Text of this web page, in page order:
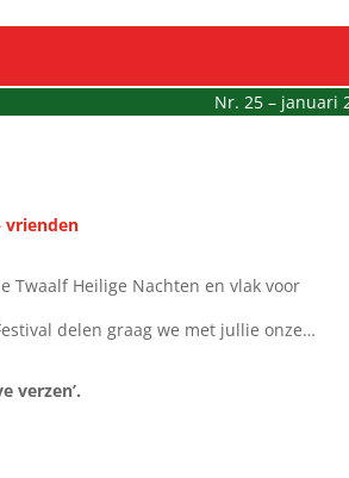
Nr. 25 – januari
vrienden
Twaalf Heilige Nachten en vlak voor
delen graag we met jullie onze…
verzen’.